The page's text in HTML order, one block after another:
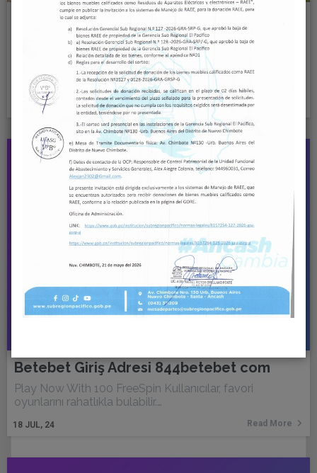
VICEGOBERNADORA REGIONAL
SUPERVISA FUTURA IMPLEMENTACIÓN DE
UN TOMÓGRAFO Y COORDINA TRABAJOS
DE MEJORA EN ÁREAS CRÍTICAS DEL
HOSPITAL LA CALETA
JUL, 24 Read More
Betebet Giriş Adresi 844betebet com
18 JUL, 24
Play Now With 100 FreeSpin Kullanıcılar, favori
oyunlarını rahatlıkla bulabilir.…
Read More